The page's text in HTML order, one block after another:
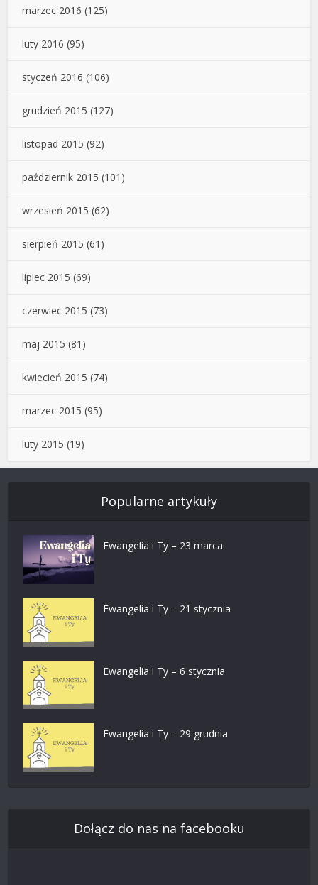
marzec 2016 (125)
luty 2016 (95)
styczeń 2016 (106)
grudzień 2015 (127)
listopad 2015 (92)
październik 2015 (101)
wrzesień 2015 (62)
sierpień 2015 (61)
lipiec 2015 (69)
czerwiec 2015 (73)
maj 2015 (81)
kwiecień 2015 (74)
marzec 2015 (95)
luty 2015 (19)
Popularne artykuły
Ewangelia i Ty – 23 marca
Ewangelia i Ty – 21 stycznia
Ewangelia i Ty – 6 stycznia
Ewangelia i Ty – 29 grudnia
Dołącz do nas na facebooku